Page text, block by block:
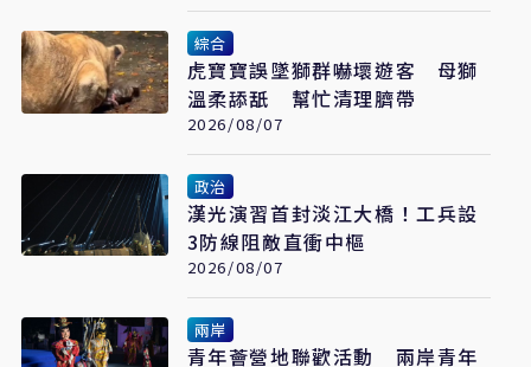
綜合
虎寶寶誤墜獅群嚇壞遊客 母獅
溫柔舔舐 幫忙清理臍帶
2026/08/07
政治
漢光演習首封淡江大橋！工兵設
3防線阻敵直衝中樞
2026/08/07
兩岸
青年薈營地聯歡活動 兩岸青年